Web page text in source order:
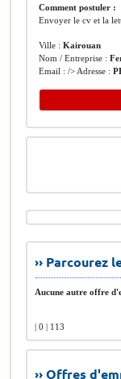
Comment postuler :
Envoyer le cv et la
Ville :Kairouan
Nom / Entreprise :
Email : /> Adresse :
››
Aucune autre offre
| 0 | 113
›› Offres